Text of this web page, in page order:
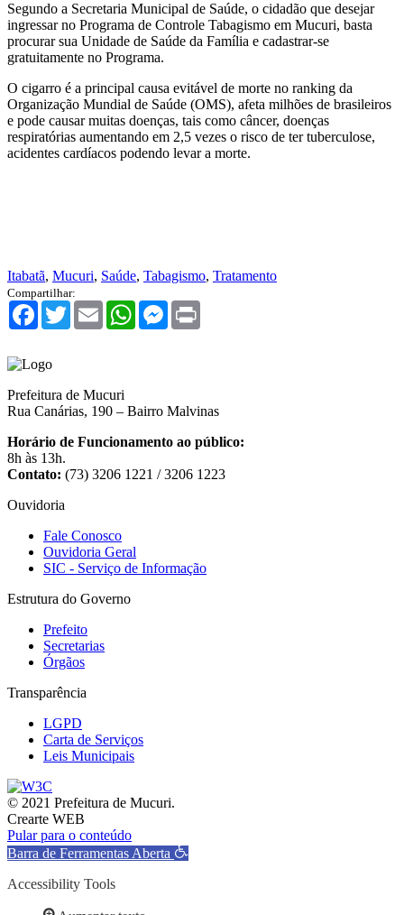
Segundo a Secretaria Municipal de Saúde, o cidadão que desejar
ingressar no Programa de Controle Tabagismo em Mucuri, basta
procurar sua Unidade de Saúde da Família e cadastrar-se
gratuitamente no Programa.
O cigarro é a principal causa evitável de morte no ranking da
Organização Mundial de Saúde (OMS), afeta milhões de brasileiros
e pode causar muitas doenças, tais como câncer, doenças
respiratórias aumentando em 2,5 vezes o risco de ter tuberculose,
acidentes cardíacos podendo levar a morte.
Itabatã, Mucuri, Saúde, Tabagismo, Tratamento
Compartilhar:
Facebook
TwitterEmail WhatsAppMessenger
Prefeitura de Mucuri
Rua Canárias, 190 – Bairro Malvinas
Horário de Funcionamento ao público:
8h às 13h.
Contato: (73) 3206 1221 / 3206 1223
Ouvidoria
Fale Conosco
Ouvidoria Geral
SIC - Serviço de Informação
Estrutura do Governo
Prefeito
Secretarias
Órgãos
Transparência
LGPD
Carta de Serviços
Leis Municipais
© 2021 Prefeitura de Mucuri.
Crearte WEB
Pular para o conteúdo
Barra de Ferramentas Aberta
Accessibility Tools